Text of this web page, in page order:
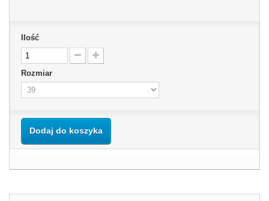
Ilość
Rozmiar
Dodaj do koszyka